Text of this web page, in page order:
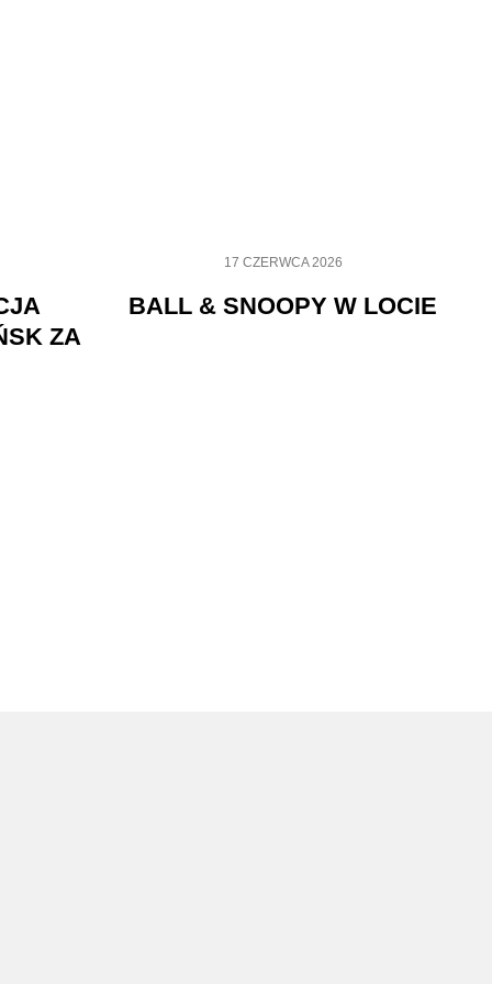
ZA
17 CZERWCA 2026
BALL & SNOOPY W LOCIE